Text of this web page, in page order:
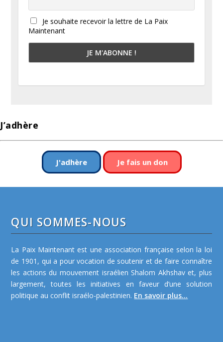
Je souhaite recevoir la lettre de La Paix
Maintenant
J’adhère
J'adhère Je fais un don
QUI SOMMES-NOUS
La Paix Maintenant est une association française selon la loi
de 1901, qui a pour vocation de soutenir et de faire connaître
les actions du mouvement israélien Shalom Akhshav et, plus
largement, toutes les initiatives en faveur d’une solution
politique au conflit israélo-palestinien. En savoir plus...